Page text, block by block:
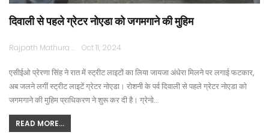
दिवाली से पहले ग्रेटर नोएडा को जगमगाने की मुहिम
Rajpath Mathura Oct 11, 2024
एसीईओ प्रेरणा सिंह ने रात में स्ट्रीट लाइटों का लिया जायजा अंधेरा मिलने पर लगाई फटकार,
अब जलने लगीं स्ट्रीट लाइटें ग्रेटर नोएडा। रोशनी के पर्व दिवाली से पहले ग्रेटर नोएडा को
जगमगाने की मुहिम प्राधिकरण ने शुरू कर दी है। ग्रेनो…
READ MORE...